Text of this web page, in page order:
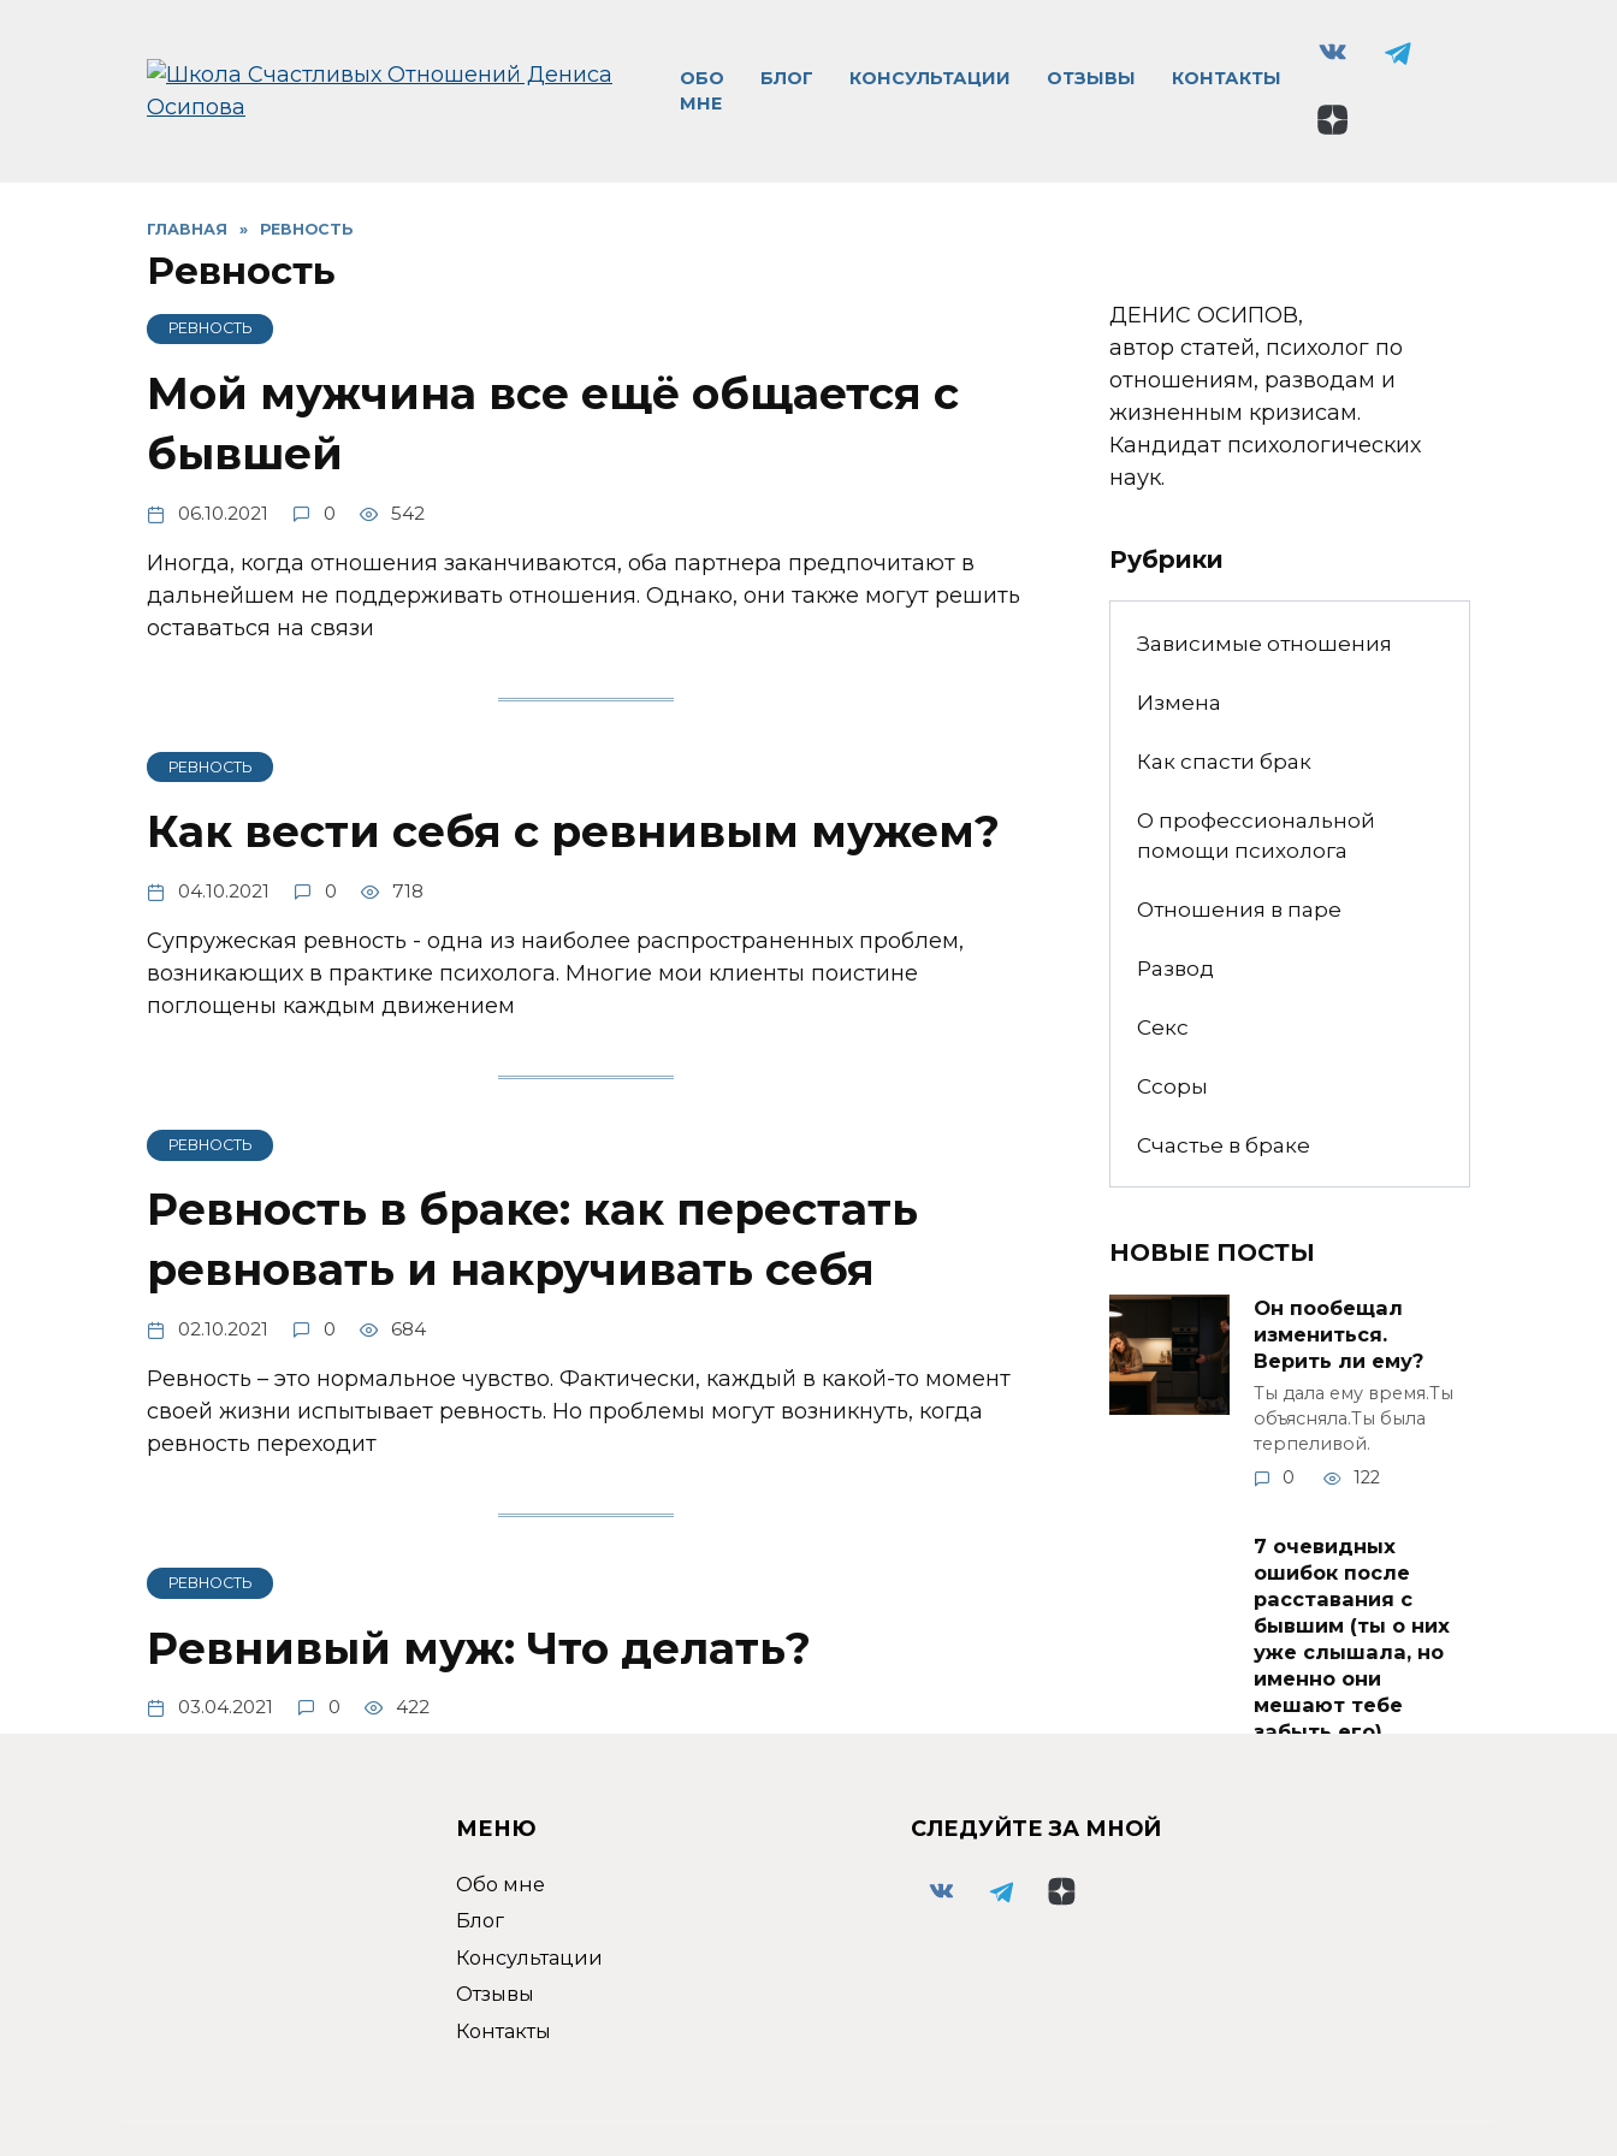
ОБО
МНЕ
БЛОГ КОНСУЛЬТАЦИИ ОТЗЫВЫ КОНТАКТЫ
ГЛАВНАЯ » РЕВНОСТЬ
Ревность
РЕВНОСТЬ
Мой мужчина все ещё общается с
бывшей
06.10.2021 0 542
Иногда, когда отношения заканчиваются, оба партнера предпочитают в
дальнейшем не поддерживать отношения. Однако, они также могут решить
оставаться на связи
РЕВНОСТЬ
Как вести себя с ревнивым мужем?
04.10.2021 0 718
Супружеская ревность - одна из наиболее распространенных проблем,
возникающих в практике психолога. Многие мои клиенты поистине
поглощены каждым движением
РЕВНОСТЬ
Ревность в браке: как перестать
ревновать и накручивать себя
02.10.2021 0 684
Ревность – это нормальное чувство. Фактически, каждый в какой-то момент
своей жизни испытывает ревность. Но проблемы могут возникнуть, когда
ревность переходит
РЕВНОСТЬ
Ревнивый муж: Что делать?
03.04.2021 0 422
ДЕНИС ОСИПОВ,
автор статей, психолог по
отношениям, разводам и
жизненным кризисам.
Кандидат психологических
наук.
Рубрики
Зависимые отношения
Измена
Как спасти брак
О профессиональной
помощи психолога
Отношения в паре
Развод
Секс
Ссоры
Счастье в браке
НОВЫЕ ПОСТЫ
Он пообещал
измениться.
Верить ли ему?
Ты дала ему время.Ты
объясняла.Ты была
терпеливой.
0
122
7 очевидных
ошибок после
расставания с
бывшим (ты о них
уже слышала, но
именно они
мешают тебе
забыть его)
МЕНЮ
Обо мне
Блог
Консультации
Отзывы
Контакты
СЛЕДУЙТЕ ЗА МНОЙ